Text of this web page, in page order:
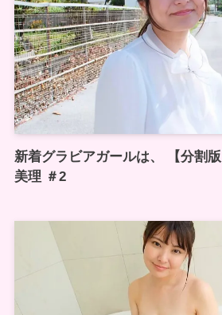
新着グラビアガールは、 【分割
美理 ＃2